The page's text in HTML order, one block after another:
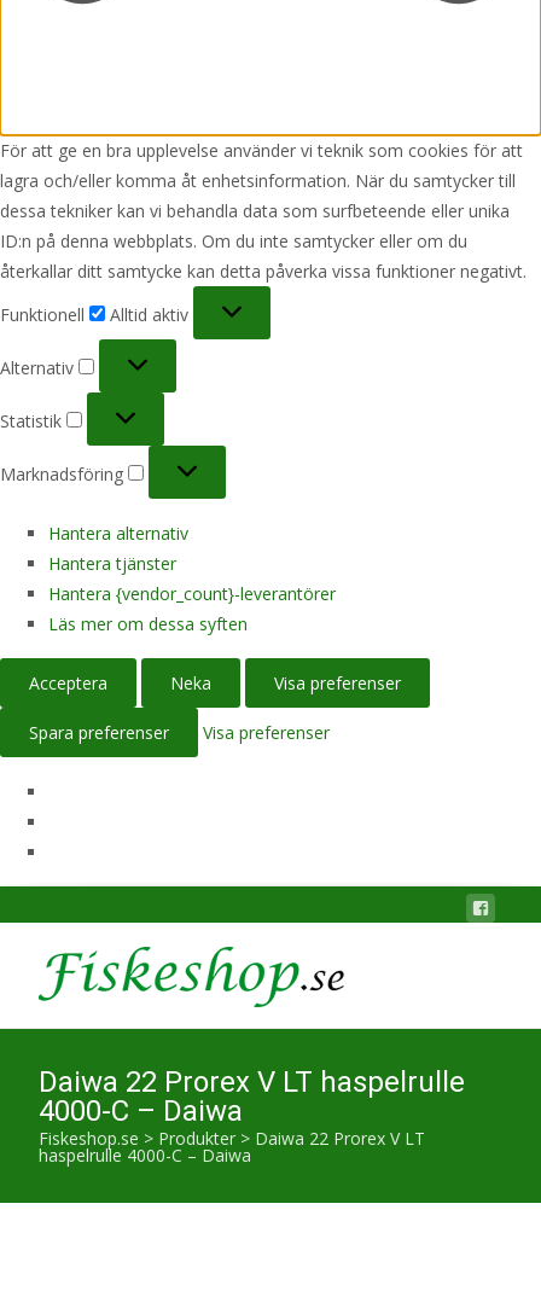
För att ge en bra upplevelse använder vi teknik som cookies för att
lagra och/eller komma åt enhetsinformation. När du samtycker till
dessa tekniker kan vi behandla data som surfbeteende eller unika
ID:n på denna webbplats. Om du inte samtycker eller om du
återkallar ditt samtycke kan detta påverka vissa funktioner negativt.
Funktionell
Alltid aktiv
Alternativ
Statistik
Marknadsföring
Hantera alternativ
Hantera tjänster
Hantera {vendor_count}-leverantörer
Läs mer om dessa syften
Acceptera Neka Visa preferenser
Spara preferenser Visa preferenser
Daiwa 22 Prorex V LT haspelrulle
4000-C – Daiwa
Fiskeshop.se > Produkter > Daiwa 22 Prorex V LT
haspelrulle 4000-C – Daiwa